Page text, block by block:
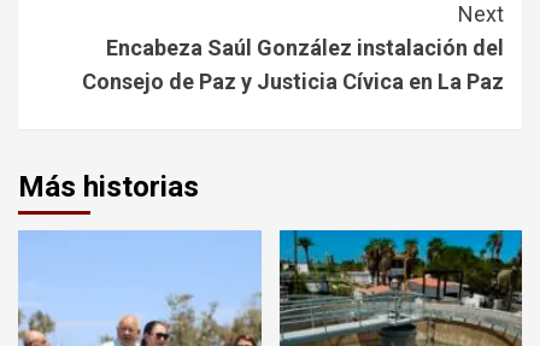
Next
Encabeza Saúl González instalación del
Consejo de Paz y Justicia Cívica en La Paz
Más historias